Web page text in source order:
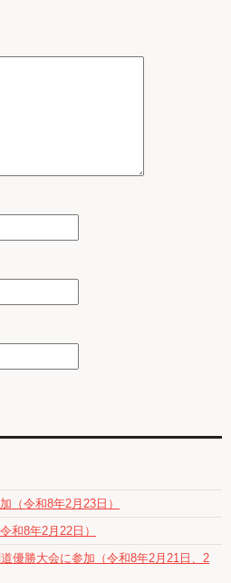
（令和8年2月23日）
和8年2月22日）
優勝大会に参加（令和8年2月21日、2